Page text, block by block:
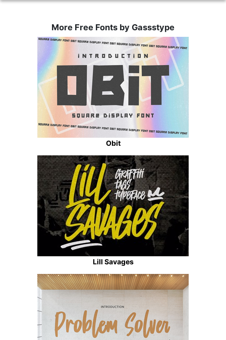
More Free Fonts by Gassstype
Obit
Lill Savages